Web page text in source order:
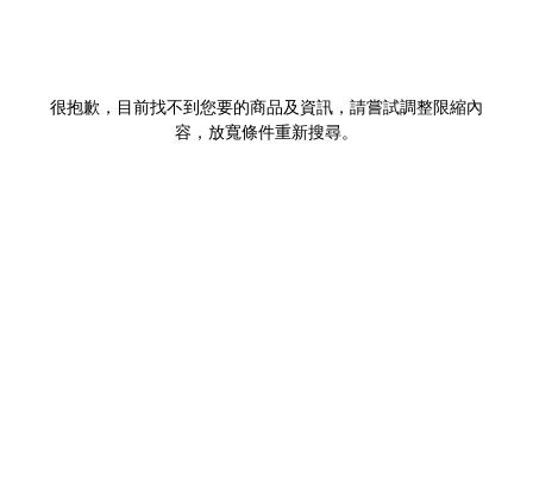
很抱歉，目前找不到您要的商品及資訊，請嘗試調整限縮內
容，放寬條件重新搜尋。